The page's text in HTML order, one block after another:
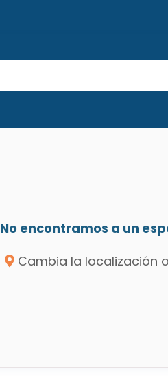
No encontramos a un
Cambia la localización